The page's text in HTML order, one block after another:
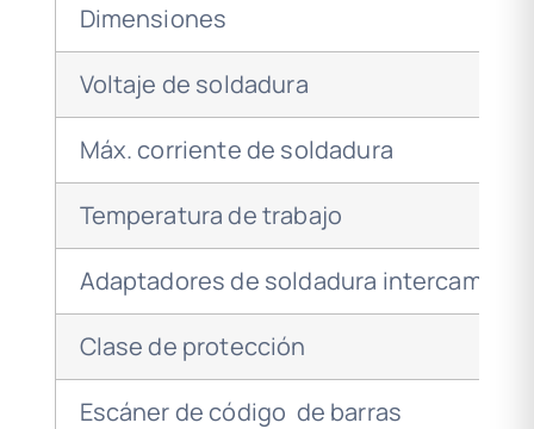
Dimensiones
Voltaje de soldadura
Máx. corriente de soldadura
Temperatura de trabajo
Adaptadores de soldadura
Clase de protección
Escáner de código de barras